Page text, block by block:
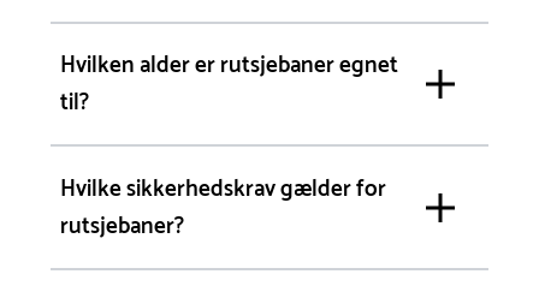
Hvilken alder er rutsjebaner egnet
til?
Hvilke sikkerhedskrav gælder for
rutsjebaner?